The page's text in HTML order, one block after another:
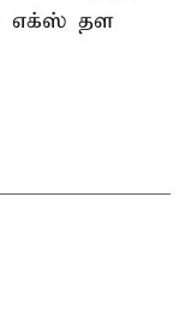
எக்ஸ் தள